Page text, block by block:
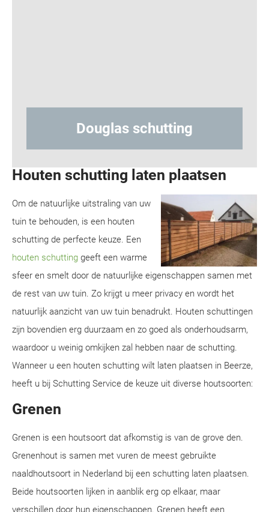
Hout-betonschutting
Houten schutting laten plaatsen
Om de natuurlijke uitstraling van uw
tuin te behouden, is een houten
schutting de perfecte keuze. Een
houten schutting geeft een warme
sfeer en smelt door de natuurlijke eigenschappen samen met
de rest van uw tuin. Zo krijgt u meer privacy en wordt het
natuurlijk aanzicht van uw tuin benadrukt. Houten schuttingen
zijn bovendien erg duurzaam en zo goed als onderhoudsarm,
waardoor u weinig omkijken zal hebben naar de schutting.
Wanneer u een houten schutting wilt laten plaatsen in Beerze,
heeft u bij Schutting Service de keuze uit diverse houtsoorten:
Grenen
Grenen is een houtsoort dat afkomstig is van de grove den.
Grenenhout is samen met vuren de meest gebruikte
naaldhoutsoort in Nederland bij een schutting laten plaatsen.
Beide houtsoorten lijken in aanblik erg op elkaar, maar
verschillen door hun eigenschappen. Grenen heeft een